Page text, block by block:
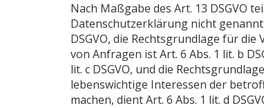
Nach Maßgabe des Art. 13 DSGVO
Datenschutzerklärung nicht
DSGVO, die Rechtsgrundlage für
von Anfragen ist Art. 6 Abs. 1 lit. b
lit. c DSGVO, und die
lebenswichtige Interessen der
machen, dient Art. 6 Abs. 1 lit. d